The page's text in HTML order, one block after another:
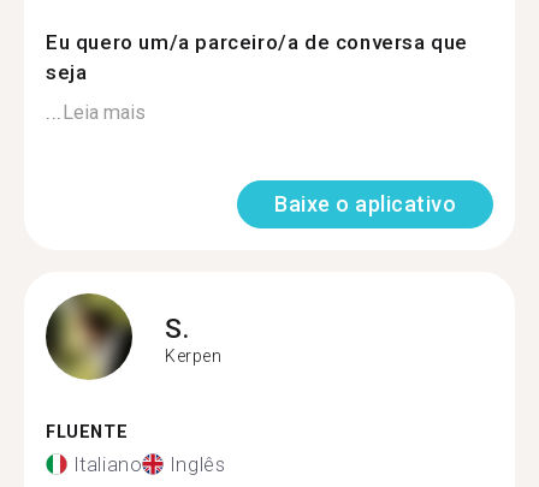
Eu quero um/a parceiro/a de conversa que
seja
...Leia mais
Baixe o aplicativo
S.
Kerpen
FLUENTE
Italiano Inglês